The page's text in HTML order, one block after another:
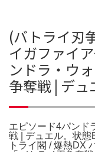
(バトライ刃
イガファイ
ンドラ・ウ
争奪戦 | デ
エピソード4パンド
戦 | デュエル。状態
トライ閣 / 爆熱DX